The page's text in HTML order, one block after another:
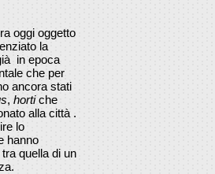
oggi oggetto
la
in epoca
che per
ancora stati
, hortiche
alla città .
lo
hanno
quella di un